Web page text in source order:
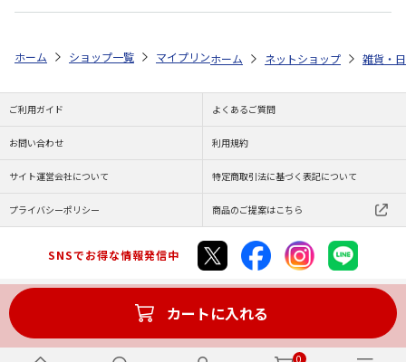
0
カートに入れる
ホーム ショップ一覧 マイプリント シルエットミラー【柴犬
ホーム ネットショップ 雑貨・
ご利用ガイド よくあるご質問
お問い合わせ 利用規約
サイト運営会社について 特定商取引法に基づく表記について
プライバシーポリシー 商品のご提案はこちら
SNSでお得な情報発信中